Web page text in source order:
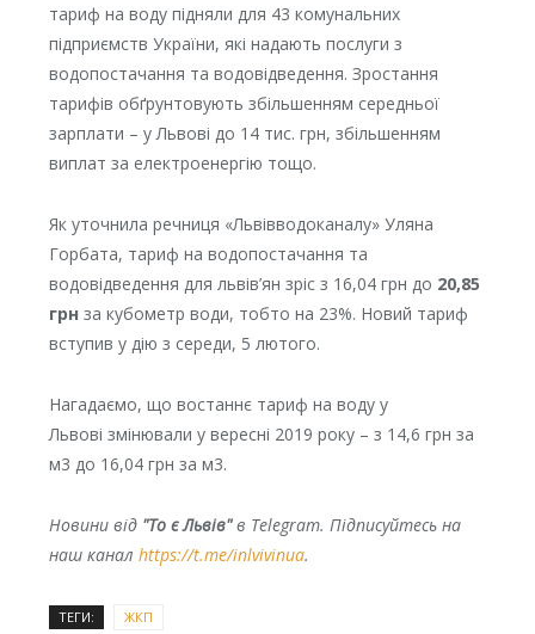
тариф на воду підняли для 43 комунальних
підприємств України, які надають послуги з
водопостачання та водовідведення. Зростання
тарифів обґрунтовують збільшенням середньої
зарплати – у Львові до 14 тис. грн, збільшенням
виплат за електроенергію тощо.
Як уточнила речниця «Львівводоканалу» Уляна
Горбата, тариф на водопостачання та
водовідведення для львів’ян зріс з 16,04 грн до 20,85
грн за кубометр води, тобто на 23%. Новий тариф
вступив у дію з середи, 5 лютого.
Нагадаємо, що востаннє тариф на воду у
Львові змінювали у вересні 2019 року – з 14,6 грн за
м3 до 16,04 грн за м3.
Новини від "То є Львів"в Telegram. Підписуйтесь на
наш канал https://t.me/inlvivinua.
ТЕГИ: ЖКП